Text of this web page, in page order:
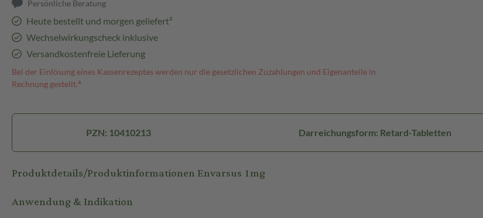
Persönliche Beratung
Heute bestellt und morgen geliefert³
Wechselwirkungscheck inklusive
Versandkostenfreie Lieferung
Bei der Einlösung eines Kassenrezeptes werden nur die gesetzlichen Zuzahlungen und Eigenanteile in
Rechnung gestellt.⁴
PZN: 10410213 Darreichungsform: Retard-Tabletten
Produktdetails/Produktinformationen Envarsus 1mg
Anwendung & Indikation